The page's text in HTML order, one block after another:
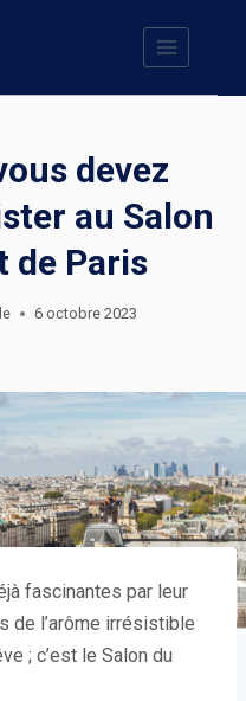
devez
au Salon
de Paris
6 octobre 2023
fascinantes par leur
de l’arôme irrésistible
; c’est le Salon du